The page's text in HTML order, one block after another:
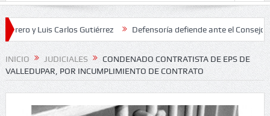
Carlos Gutiérrez Defensoría defiende ante el Consejo de
Nacionales 2026
INICIO JUDICIALES
CONDENADO CONTRATISTA DE EPS DE
VALLEDUPAR, POR INCUMPLIMIENTO DE CONTRATO